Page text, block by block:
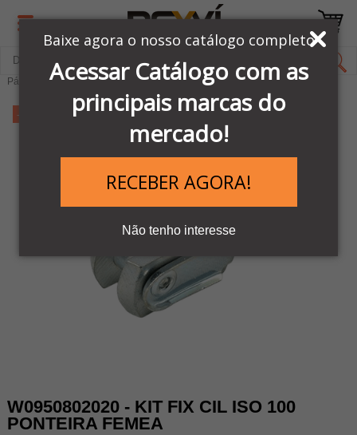
Baixe agora o nosso catálogo completo
Acessar Catálogo com as
principais marcas do
mercado!
RECEBER AGORA!
Não tenho interesse
Página Inicial LINHA PNEUMÁTICA METAL WORK Kit de Reparos
-11%
W0950802020 - KIT FIX CIL ISO 100
PONTEIRA FEMEA